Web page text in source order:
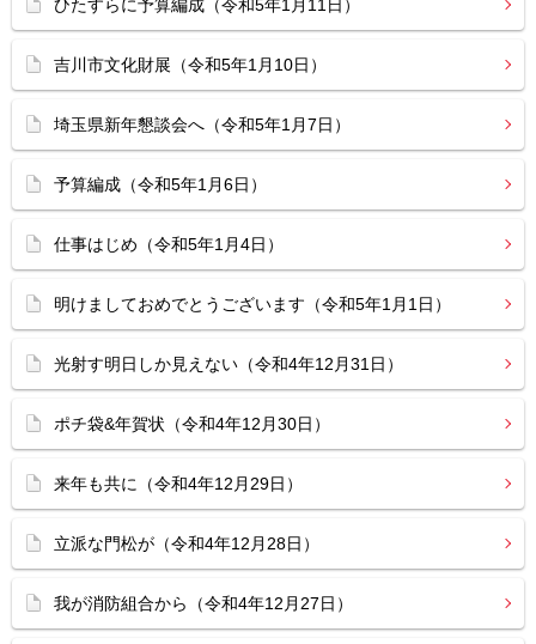
ひたすらに予算編成（令和5年1月11日）
吉川市文化財展（令和5年1月10日）
埼玉県新年懇談会へ（令和5年1月7日）
予算編成（令和5年1月6日）
仕事はじめ（令和5年1月4日）
明けましておめでとうございます（令和5年1月1日）
光射す明日しか見えない（令和4年12月31日）
ポチ袋&年賀状（令和4年12月30日）
来年も共に（令和4年12月29日）
立派な門松が（令和4年12月28日）
我が消防組合から（令和4年12月27日）